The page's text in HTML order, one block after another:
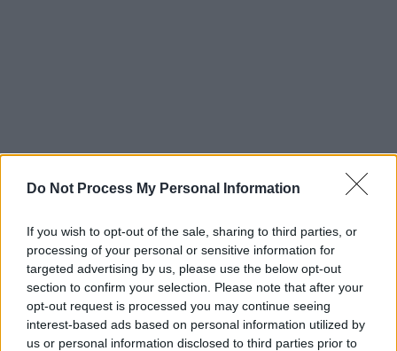
Do Not Process My Personal Information
If you wish to opt-out of the sale, sharing to third parties, or
processing of your personal or sensitive information for
targeted advertising by us, please use the below opt-out
section to confirm your selection. Please note that after your
opt-out request is processed you may continue seeing
interest-based ads based on personal information utilized by
us or personal information disclosed to third parties prior to